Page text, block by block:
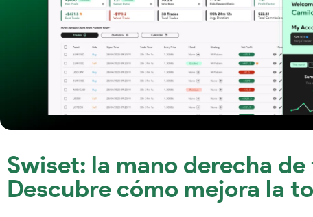
Swiset: la mano derecha
Descubre cómo mejora la